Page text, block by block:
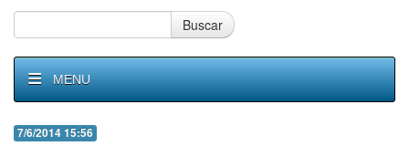
Buscar
MENU
7/6/2014 15:56